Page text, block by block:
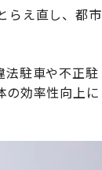
らえ直し、都市
法駐車や不正駐
の効率性向上に